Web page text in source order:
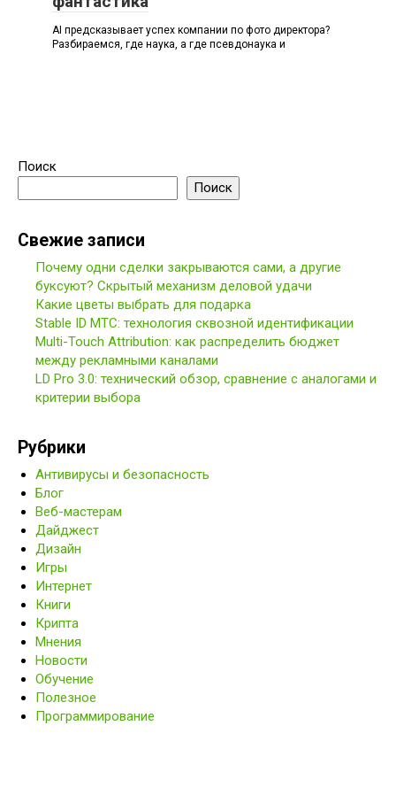
AI предсказывает успех компании по фото директора?
Разбираемся, где наука, а где псевдонаука и
Поиск
Поиск
Свежие записи
Почему одни сделки закрываются сами, а другие
буксуют? Скрытый механизм деловой удачи
Какие цветы выбрать для подарка
Stable ID МТС: технология сквозной идентификации
Multi-Touch Attribution: как распределить бюджет
между рекламными каналами
LD Pro 3.0: технический обзор, сравнение с аналогами и
критерии выбора
Рубрики
Антивирусы и безопасность
Блог
Веб-мастерам
Дайджест
Дизайн
Игры
Интернет
Книги
Крипта
Мнения
Новости
Обучение
Полезное
Программирование